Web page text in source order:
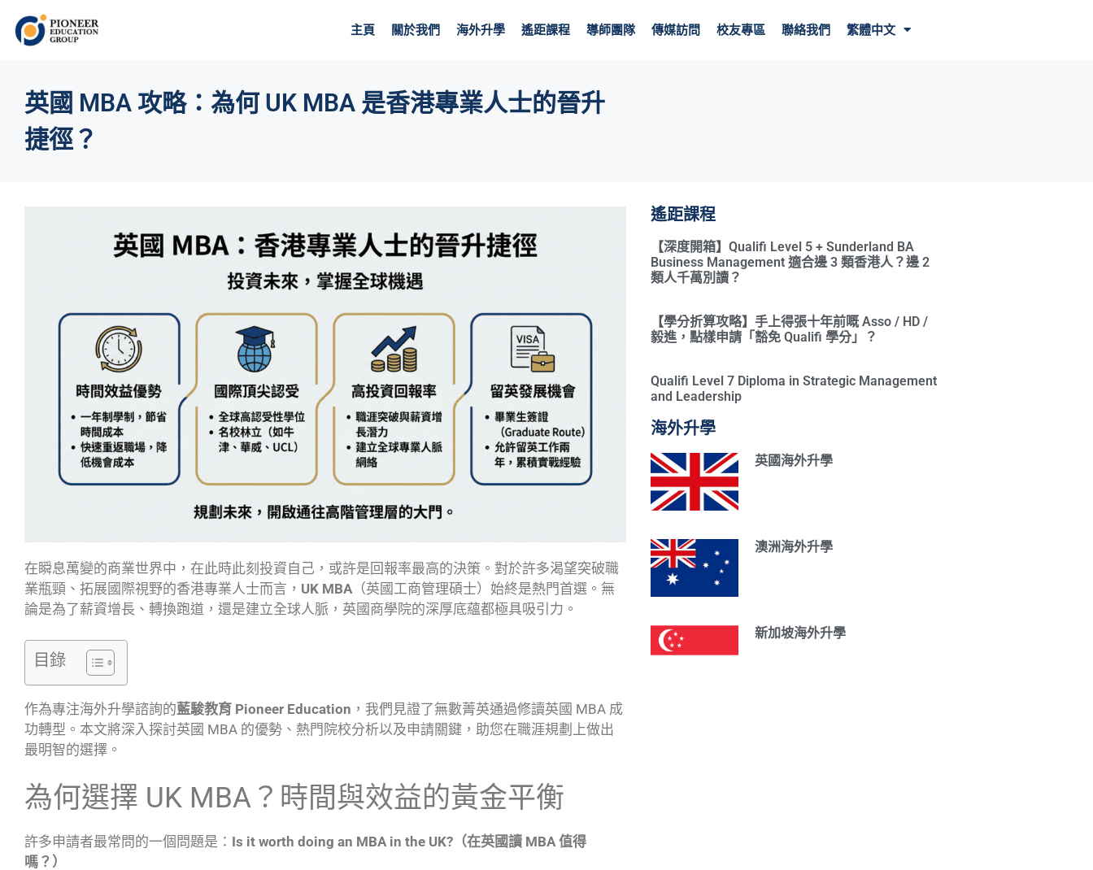
主頁 關於我們 海外升學 遙距課程 導師團隊 傳媒訪問 校友專區 聯絡我們 繁體中文
英國 MBA 攻略：為何 UK MBA 是香港專業人士的晉升
捷徑？
在瞬息萬變的商業世界中，在此時此刻投資自己，或許是回報率最高的決策。對於許多渴望突破職
業瓶頸、拓展國際視野的香港專業人士而言， UK MBA （英國工商管理碩士）始終是熱門首選。無
論是為了薪資增長、轉換跑道，還是建立全球人脈，英國商學院的深厚底蘊都極具吸引力。
目錄
作為專注海外升學諮詢的藍駿教育 Pioneer Education ，我們見證了無數菁英通過修讀英國 MBA 成
功轉型。本文將深入探討英國 MBA 的優勢、熱門院校分析以及申請關鍵，助您在職涯規劃上做出
最明智的選擇。
為何選擇 UK MBA？時間與效益的黃金平衡
許多申請者最常問的一個問題是： Is it worth doing an MBA in the UK?（在英國讀 MBA 值得
嗎？）
遙距課程
【深度開箱】Qualifi Level 5 + Sunderland BA
Business Management 適合邊 3 類香港人？邊 2
類人千萬別讀？
【學分折算攻略】手上得張十年前嘅 Asso / HD /
毅進，點樣申請「豁免 Qualifi 學分」？
Qualifi Level 7 Diploma in Strategic Management
and Leadership
海外升學
英國海外升學
澳洲海外升學
新加坡海外升學